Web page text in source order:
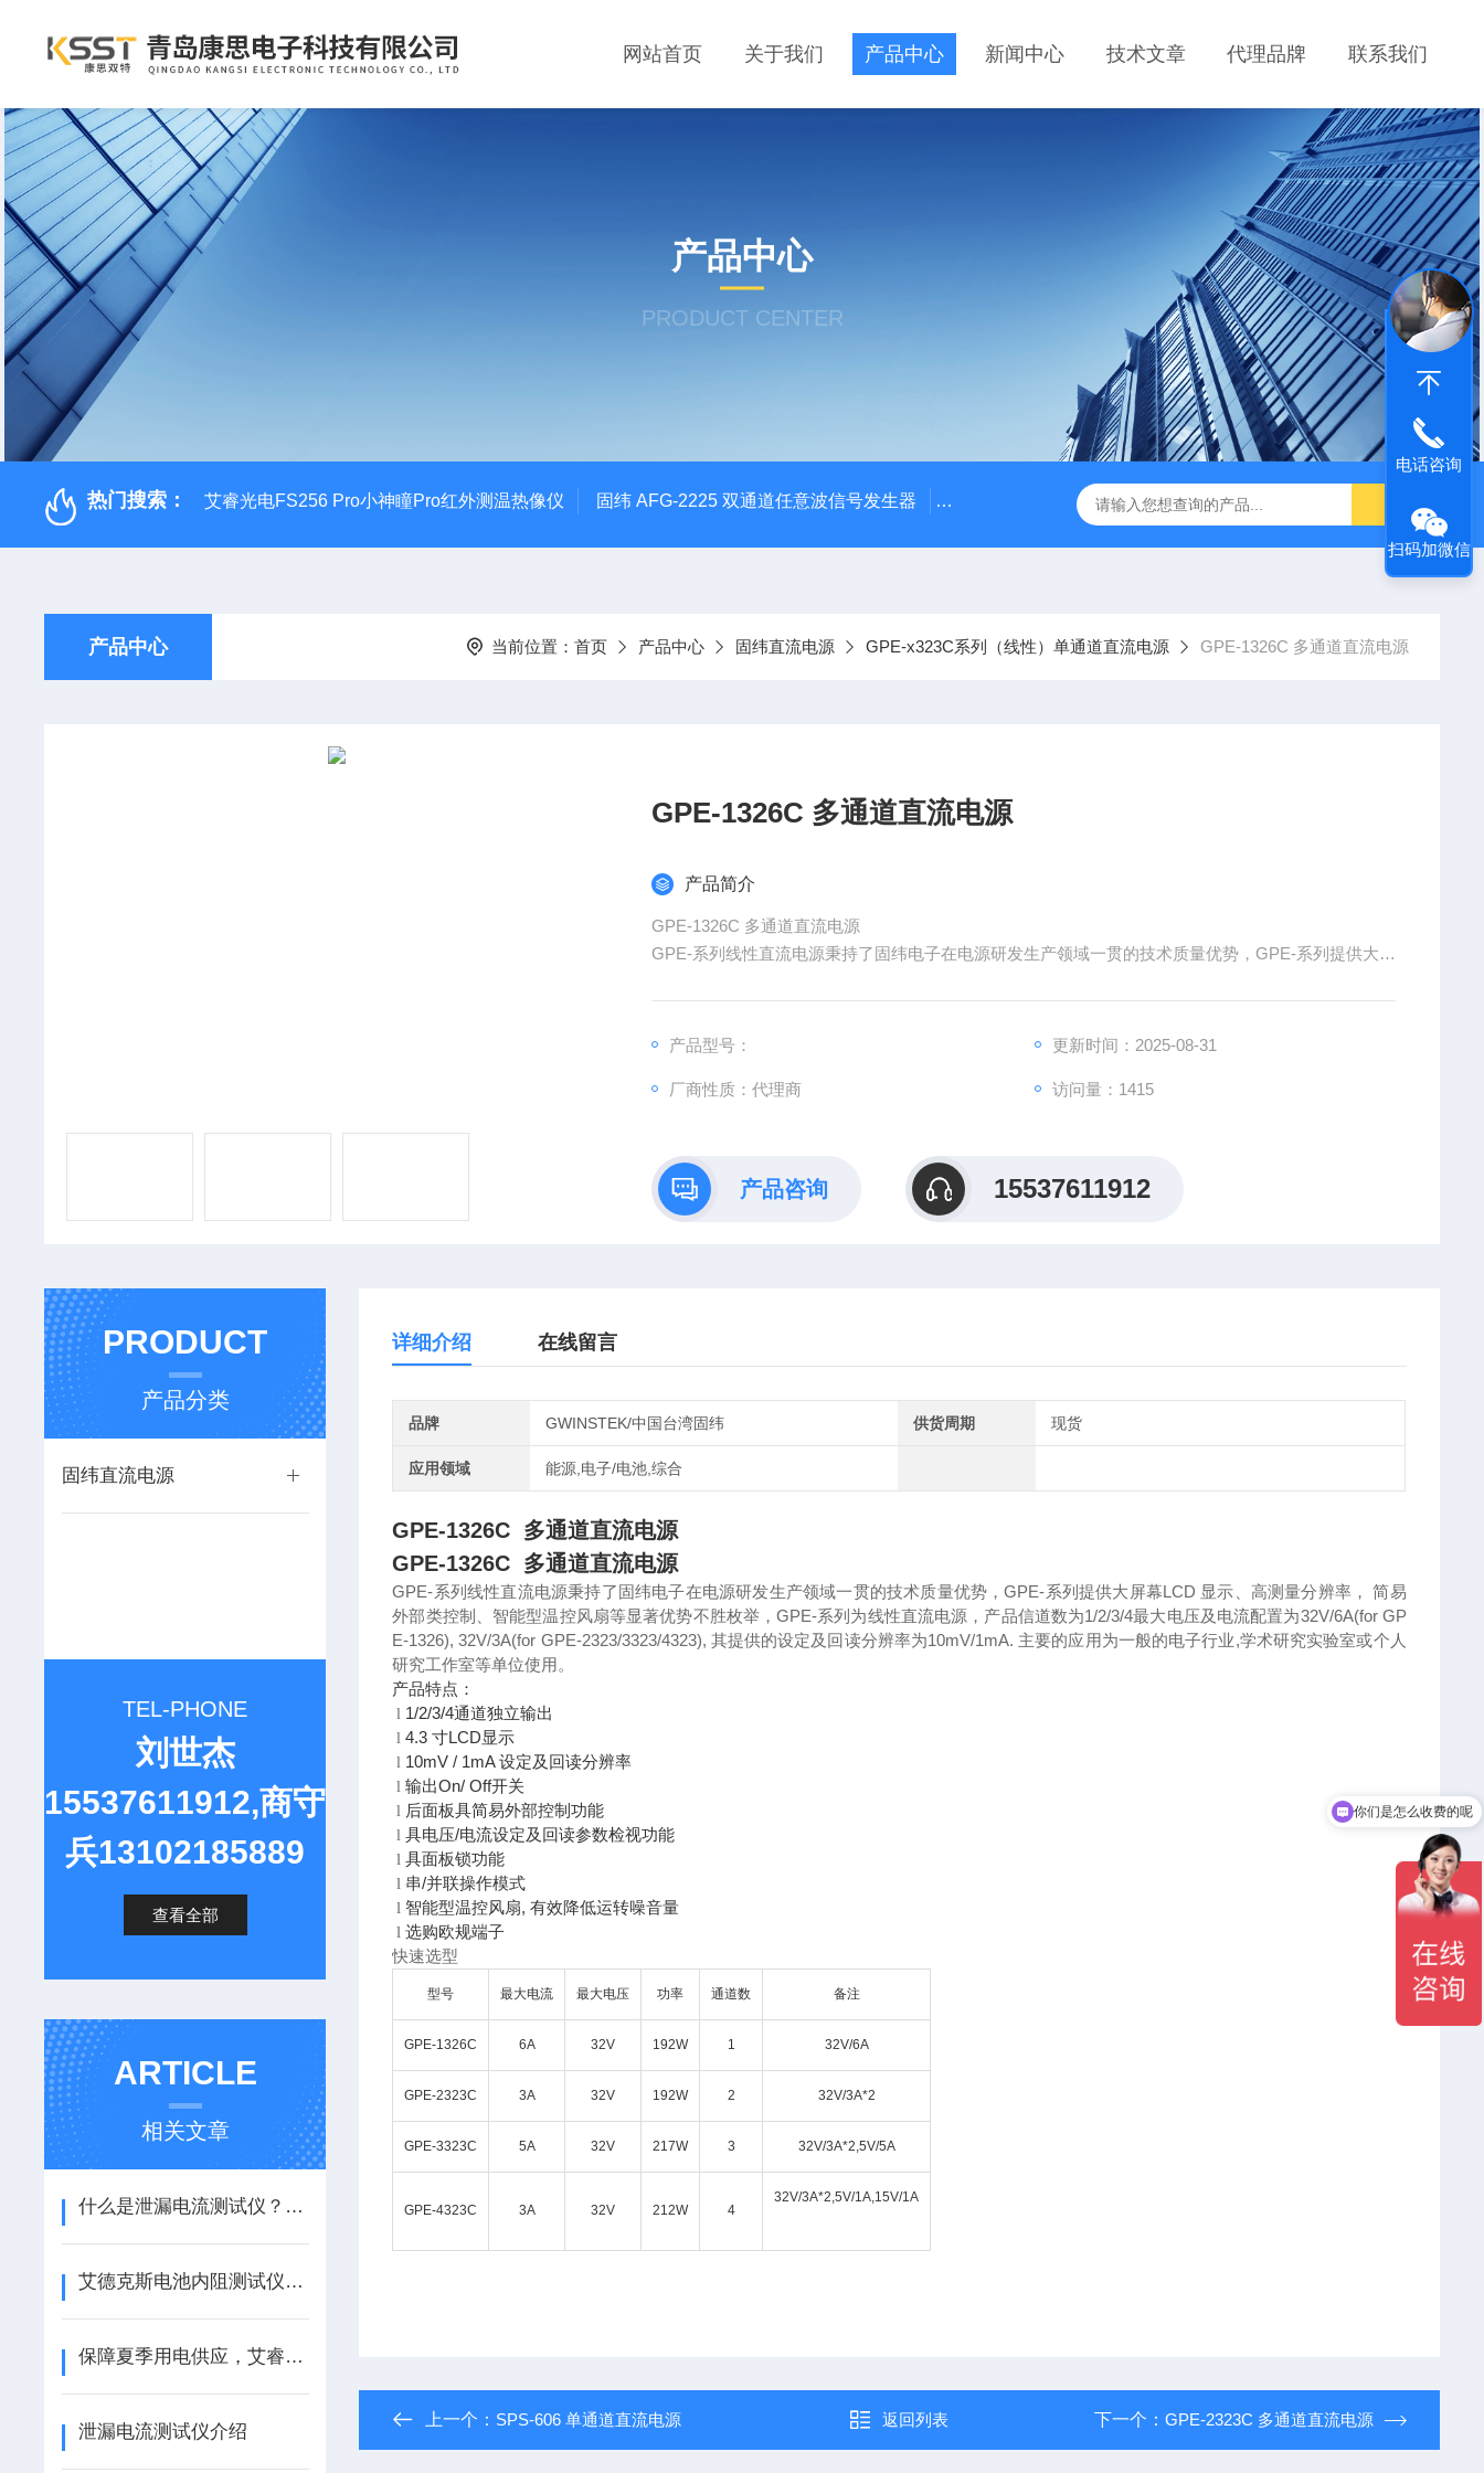
网站首页 关于我们 产品中心 新闻中心 技术文章 代理品牌 联系我们
你们是怎么收费的呢
产品中心
PRODUCT CENTER
热门搜索： 艾睿光电FS256 Pro小神瞳Pro红外测温热像仪 固纬 AFG-2225 双通道任意波信号发生器 APS-7050E 交流电源 固纬 GSP-730 频谱分析仪
产品中心 当前位置： 首页 产品中心 固纬直流电源 GPE-x323C系列（线性）单通道直流电源 GPE-1326C 多通道直流电源
GPE-1326C 多通道直流电源
产品简介
GPE-1326C 多通道直流电源
GPE-系列线性直流电源秉持了固纬电子在电源研发生产领域一贯的技术质量优势，GPE-系列提供大屏
产品型号： 更新时间：2025-08-31
厂商性质：代理商 访问量：1415
产品咨询 15537611912
PRODUCT
产品分类
固纬直流电源
TEL-PHONE
刘世杰
15537611912,商守
兵13102185889
查看全部
ARTICLE
相关文章
什么是泄漏电流测试仪？分为哪几种测试？
艾德克斯电池内阻测试仪使用方法全解析
保障夏季用电供应，艾睿红外热像仪助力电力巡检维护
泄漏电流测试仪介绍
详细介绍 在线留言
品牌 GWINSTEK/中国台湾固纬 供货周期 现货
应用领域 能源,电子/电池,综合
GPE-1326C 多通道直流电源
GPE-1326C 多通道直流电源
GPE-系列线性直流电源秉持了固纬电子在电源研发生产领域一贯的技术质量优势，GPE-系列提供大屏幕LCD 显示、高测量分辨率， 简易
外部类控制、智能型温控风扇等显著优势不胜枚举，GPE-系列为线性直流电源，产品信道数为1/2/3/4最大电压及电流配置为32V/6A(for GP
E-1326), 32V/3A(for GPE-2323/3323/4323), 其提供的设定及回读分辨率为10mV/1mA. 主要的应用为一般的电子行业,学术研究实验室或个人
研究工作室等单位使用。
产品特点：
l 1/2/3/4通道独立输出
l4.3 寸LCD显示
l 10mV / 1mA 设定及回读分辨率
l输出On/ Off开关
l 后面板具简易外部控制功能
l具电压/电流设定及回读参数检视功能
l具面板锁功能
l 串/并联操作模式
l 智能型温控风扇, 有效降低运转噪音量
l选购欧规端子
快速选型
型号 最大电流 最大电压 功率 通道数 备注
GPE-1326C 6A 32V 192W 1 32V/6A
GPE-2323C 3A 32V 192W 2 32V/3A*2
GPE-3323C 5A 32V 217W 3 32V/3A*2,5V/5A
GPE-4323C 3A 32V 212W 4
32V/3A*2,5V/1A,15V/1A
上一个： SPS-606 单通道直流电源 返回列表 下一个： GPE-2323C 多通道直流电源
电话咨询
扫码加微信